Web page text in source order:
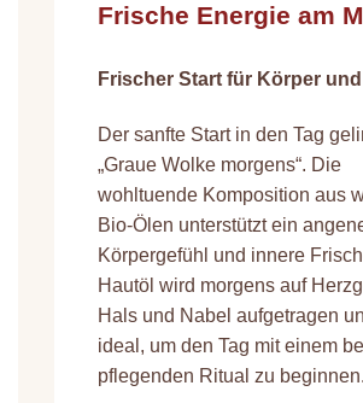
Frische Energie am
Frischer Start für Körper
Der sanfte Start in den Tag
„Graue Wolke morgens“. Die
wohltuende Komposition aus
Bio-Ölen unterstützt ein
Körpergefühl und innere
Hautöl wird morgens auf
Hals und Nabel aufgetragen
ideal, um den Tag mit einem
pflegenden Ritual zu beginnen.